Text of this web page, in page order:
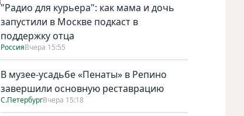
"Радио для курьера": как мама и дочь
запустили в Москве подкаст в
поддержку отца
РоссияВчера 15:55
В музее-усадьбе «Пенаты» в Репино
завершили основную реставрацию
С.ПетербургВчера 15:18